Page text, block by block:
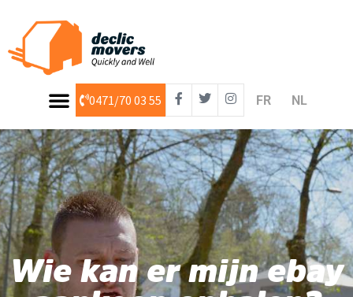
0471/70 03 55 FR NL
Wie kan er mijn ebay